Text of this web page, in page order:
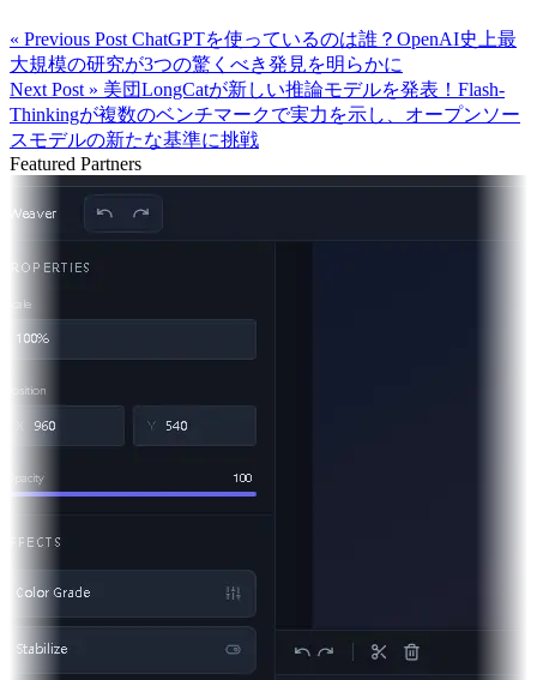
« Previous Post ChatGPTを使っているのは誰？OpenAI史上最
大規模の研究が3つの驚くべき発見を明らかに
Next Post » 美団LongCatが新しい推論モデルを発表！Flash-
Thinkingが複数のベンチマークで実力を示し、オープンソー
スモデルの新たな基準に挑戦
Featured Partners